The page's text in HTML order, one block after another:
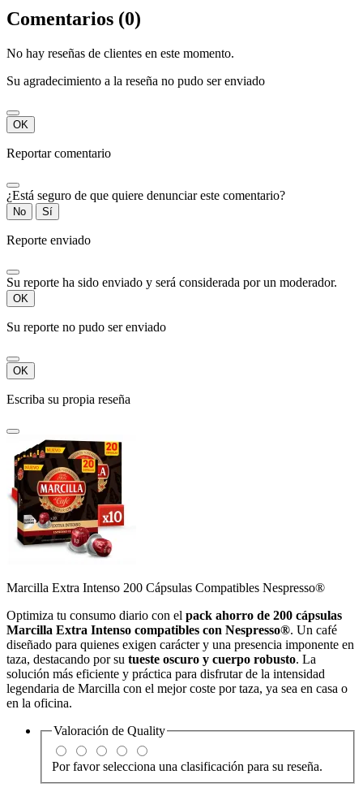
Comentarios (0)
No hay reseñas de clientes en este momento.
Su agradecimiento a la reseña no pudo ser enviado
OK
Reportar comentario
¿Está seguro de que quiere denunciar este comentario?
No Sí
Reporte enviado
Su reporte ha sido enviado y será considerada por un moderador.
OK
Su reporte no pudo ser enviado
OK
Escriba su propia reseña
Marcilla Extra Intenso 200 Cápsulas Compatibles Nespresso®
Optimiza tu consumo diario con el pack ahorro de 200 cápsulas
Marcilla Extra Intenso compatibles con Nespresso®. Un café
diseñado para quienes exigen carácter y una presencia imponente en
taza, destacando por su tueste oscuro y cuerpo robusto. La
solución más eficiente y práctica para disfrutar de la intensidad
legendaria de Marcilla con el mejor coste por taza, ya sea en casa o
en la oficina.
Valoración de Quality
Por favor selecciona una clasificación para su reseña.